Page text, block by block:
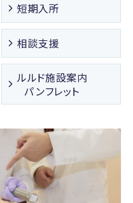
短期入所
相談支援
ルルド施設案内
パンフレット